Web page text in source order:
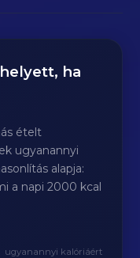
helyett, ha
ételt
ugyanannyi
alapja:
a napi 2000 kcal
ugyanannyi kalóriáért